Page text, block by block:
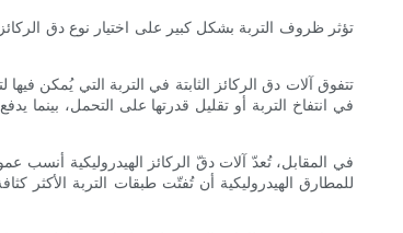
تؤثر ظروف التربة بشكل كبير على اختيار نوع دق
تتفوق آلات دق الركائز الثابتة في التربة التي يُمكن
في انتفاخ التربة أو تقليل قدرتها على التحمل،
في المقابل، تُعدّ آلات دقّ الركائز الهيدروليكية أنسب
للمطارق الهيدروليكية أن تُفتّت طبقات التربة الأكثر